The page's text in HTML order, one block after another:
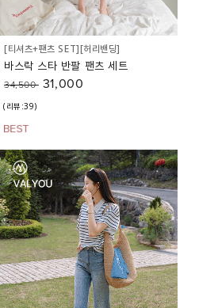
[티셔츠+팬츠 SET][허리밴딩]
바스락 스타 반팔 팬츠 세트
34,500 31,000
(리뷰:39)